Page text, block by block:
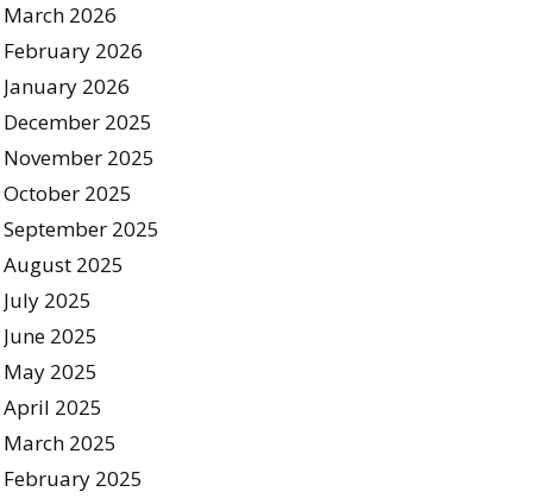
March 2026
February 2026
January 2026
December 2025
November 2025
October 2025
September 2025
August 2025
July 2025
June 2025
May 2025
April 2025
March 2025
February 2025